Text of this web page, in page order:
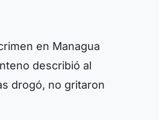
en Managua
describió al
drogó, no gritaron